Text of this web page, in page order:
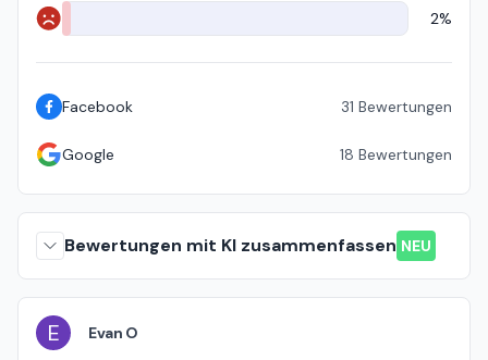
Negativ 2%
Facebook 31 Bewertungen
Google 18 Bewertungen
Bewertungen mit KI zusammenfassen NEU
E Evan O